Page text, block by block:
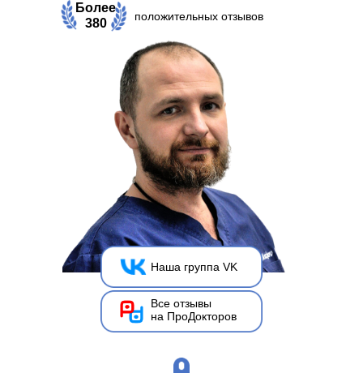
Более
380
положительных отзывов
Наша группа VK
Все отзывы
на ПроДокторов